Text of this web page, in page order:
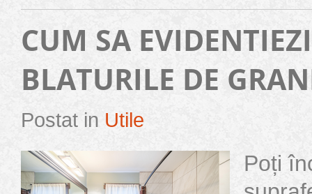
CUM SA EVIDENTIEZI
BLATURILE DE
Postat in Utile
Poți